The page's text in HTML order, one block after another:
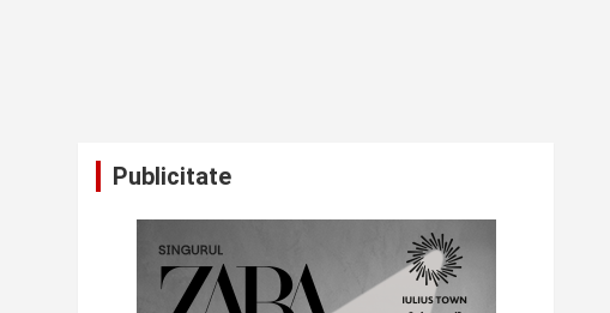
Publicitate